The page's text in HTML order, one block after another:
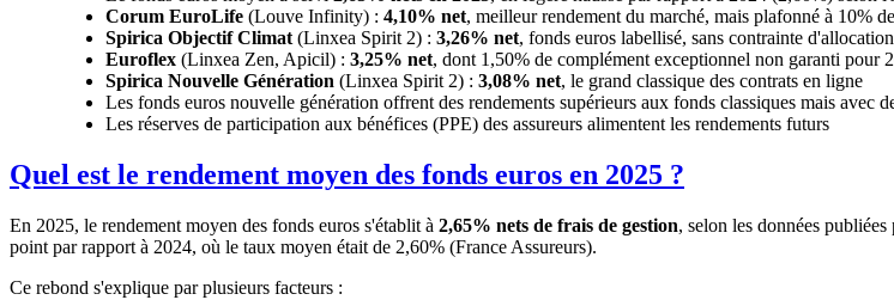
Corum EuroLife (Louve Infinity) : 4,10% net, meilleur rendement du marché, mais plafonné à 10%
Spirica Objectif Climat (Linxea Spirit 2) : 3,26% net, fonds euros labellisé, sans contrainte d'allocation
Euroflex (Linxea Zen, Apicil) : 3,25% net, dont 1,50% de complément exceptionnel non garanti pour
Spirica Nouvelle Génération (Linxea Spirit 2) : 3,08% net, le grand classique des contrats en ligne
Les fonds euros nouvelle génération offrent des rendements supérieurs aux fonds classiques mais avec
Les réserves de participation aux bénéfices (PPE) des assureurs alimentent les rendements futurs
Quel est le rendement moyen des fonds euros en 2025 ?
En 2025, le rendement moyen des fonds euros s'établit à 2,65% nets de frais de gestion, selon les données
point par rapport à 2024, où le taux moyen était de 2,60% (France Assureurs).
Ce rebond s'explique par plusieurs facteurs :